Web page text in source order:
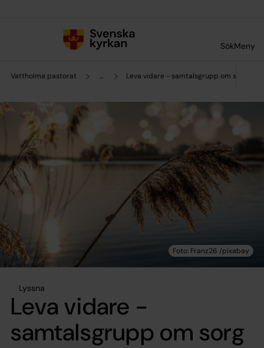
SökMeny
Vattholma pastorat ... Leva vidare - samtalsgrupp om sorg
Lyssna
Leva vidare -
samtalsgrupp om sorg